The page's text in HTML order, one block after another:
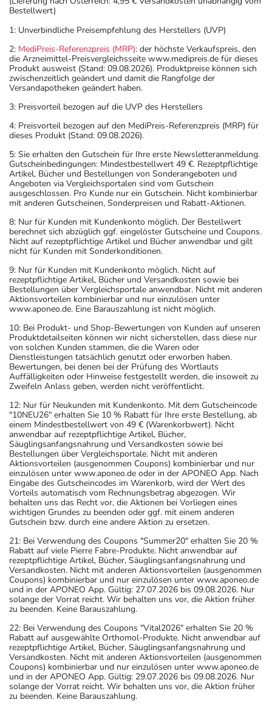
Bestellwert)
1: Unverbindliche Preisempfehlung des Herstellers (UVP)
2: MediPreis-Referenzpreis (MRP): der höchste Verkaufspreis, den
die Arzneimittel-Preisvergleichsseite www.medipreis.de für dieses
Produkt ausweist (Stand: 09.08.2026). Produktpreise können sich
zwischenzeitlich geändert und damit die Rangfolge der
Versandapotheken geändert haben.
3: Preisvorteil bezogen auf die UVP des Herstellers
4: Preisvorteil bezogen auf den MediPreis-Referenzpreis (MRP) für
dieses Produkt (Stand: 09.08.2026).
5: Sie erhalten den Gutschein für Ihre erste Newsletteranmeldung.
Gutscheinbedingungen: Mindestbestellwert 49 €. Rezeptpflichtige
Artikel, Bücher und Bestellungen von Sonderangeboten und
Angeboten via Vergleichsportalen sind vom Gutschein
ausgeschlossen. Pro Kunde nur ein Gutschein. Nicht kombinierbar
mit anderen Gutscheinen, Sonderpreisen und Rabatt-Aktionen.
8: Nur für Kunden mit Kundenkonto möglich. Der Bestellwert
berechnet sich abzüglich ggf. eingelöster Gutscheine und Coupons.
Nicht auf rezeptpflichtige Artikel und Bücher anwendbar und gilt
nicht für Kunden mit Sonderkonditionen.
9: Nur für Kunden mit Kundenkonto möglich. Nicht auf
rezeptpflichtige Artikel, Bücher und Versandkosten sowie bei
Bestellungen über Vergleichsportale anwendbar. Nicht mit anderen
Aktionsvorteilen kombinierbar und nur einzulösen unter
www.aponeo.de. Eine Barauszahlung ist nicht möglich.
10: Bei Produkt- und Shop-Bewertungen von Kunden auf unseren
Produktdetailseiten können wir nicht sicherstellen, dass diese nur
von solchen Kunden stammen, die die Waren oder
Dienstleistungen tatsächlich genutzt oder erworben haben.
Bewertungen, bei denen bei der Prüfung des Wortlauts
Auffälligkeiten oder Hinweise festgestellt werden, die insoweit zu
Zweifeln Anlass geben, werden nicht veröffentlicht.
12: Nur für Neukunden mit Kundenkonto. Mit dem Gutscheincode
"10NEU26" erhalten Sie 10 % Rabatt für Ihre erste Bestellung, ab
einem Mindestbestellwert von 49 € (Warenkorbwert). Nicht
anwendbar auf rezeptpflichtige Artikel, Bücher,
Säuglingsanfangsnahrung und Versandkosten sowie bei
Bestellungen über Vergleichsportale. Nicht mit anderen
Aktionsvorteilen (ausgenommen Coupons) kombinierbar und nur
einzulösen unter www.aponeo.de oder in der APONEO App. Nach
Eingabe des Gutscheincodes im Warenkorb, wird der Wert des
Vorteils automatisch vom Rechnungsbetrag abgezogen. Wir
behalten uns das Recht vor, die Aktionen bei Vorliegen eines
wichtigen Grundes zu beenden oder ggf. mit einem anderen
Gutschein bzw. durch eine andere Aktion zu ersetzen.
21: Bei Verwendung des Coupons "Summer20" erhalten Sie 20 %
Rabatt auf viele Pierre Fabre-Produkte. Nicht anwendbar auf
rezeptpflichtige Artikel, Bücher, Säuglingsanfangsnahrung und
Versandkosten. Nicht mit anderen Aktionsvorteilen (ausgenommen
Coupons) kombinierbar und nur einzulösen unter www.aponeo.de
und in der APONEO App. Gültig: 27.07.2026 bis 09.08.2026. Nur
solange der Vorrat reicht. Wir behalten uns vor, die Aktion früher
zu beenden. Keine Barauszahlung.
22: Bei Verwendung des Coupons "Vital2026" erhalten Sie 20 %
Rabatt auf ausgewählte Orthomol-Produkte. Nicht anwendbar auf
rezeptpflichtige Artikel, Bücher, Säuglingsanfangsnahrung und
Versandkosten. Nicht mit anderen Aktionsvorteilen (ausgenommen
Coupons) kombinierbar und nur einzulösen unter www.aponeo.de
und in der APONEO App. Gültig: 29.07.2026 bis 09.08.2026. Nur
solange der Vorrat reicht. Wir behalten uns vor, die Aktion früher
zu beenden. Keine Barauszahlung.